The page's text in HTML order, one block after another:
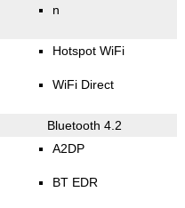
n
Hotspot WiFi
WiFi Direct
Bluetooth 4.2
A2DP
BT EDR